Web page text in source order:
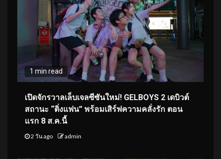
1 min read
เปิดจักรวาลเล็บเจลซีซันใหม่! GELBOYS 2 เดบิวต์
สถานะ “ติ่งแฟน” พร้อมเสิร์ฟความคลั่งรัก ตอน
แรก 8 ส.ค.นี้
2 วัน ago admin